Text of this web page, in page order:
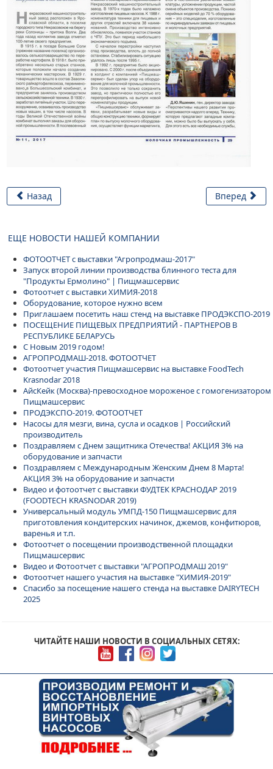
Назад Вперед
ЕЩЕ НОВОСТИ НАШЕЙ КОМПАНИИ
ФОТООТЧЕТ с выставки "Агропродмаш-2017"
Запуск второй линии производства блинного теста для
"Продукты Ермолино" | Пищмашсервис
Фотоотчет с выставки ХИМИЯ-2018
Оборудование, которое нужно всем
Приглашаем посетить наш стенд на выставке ПРОДЭКСПО-2019
ПОСЕЩЕНИЕ ПИЩЕВЫХ ПРЕДПРИЯТИЙ - ПАРТНЕРОВ В
РЕСПУБЛИКЕ БЕЛАРУСЬ
С Новым 2019 годом!
АГРОПРОДМАШ-2018. ФОТООТЧЕТ
Фотоотчет участия Пищмашсервис на выставке FoodTech
Krasnodar 2018
АйсКейк (Москва)-превосходное мороженое с гомогенизатором
Пищмашсервис
ПРОДЭКСПО-2019. ФОТООТЧЕТ
Насосы для мезги, вина, сусла и осадков | Российский
производитель
Поздравляем с Днем защитника Отечества! АКЦИЯ 3% на
оборудование и запчасти
Поздравляем с Международным Женским Днем 8 Марта!
АКЦИЯ 3% на оборудование и запчасти
Видео и фотоотчет с выставки ФУДТЕК КРАСНОДАР 2019
(FOODTECH KRASNODAR 2019)
Универсальный модуль УМПД-150 Пищмашсервис для
приготовления кондитерских начинок, джемов, конфитюров,
варенья и т.п.
Фотоотчет о посещении производственной площадки
Пищмашсервис
Видео и Фотоотчет с выставки "АГРОПРОДМАШ 2019"
Фотоотчет нашего участия на выставке "ХИМИЯ-2019"
Спасибо за посещение нашего стенда на выставке DAIRYTECH
2025
ЧИТАЙТЕ НАШИ НОВОСТИ В СОЦИАЛЬНЫХ СЕТЯХ: